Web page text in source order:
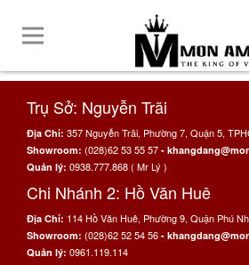
Trụ Sở: Nguyễn Trãi
Địa Chỉ: 357 Nguyễn Trãi, Phường 7, Quận 5,
Showroom: (028)62 53 55 57 -
Quản lý: 0938.777.868 ( Mr Lý )
Chi Nhánh 2: Hồ Văn Huê
Địa Chỉ: 114 Hồ Văn Huê, Phường 9, Quận Phú
Showroom: (028)62 52 54 56 -
Quản lý: 0961.119.114